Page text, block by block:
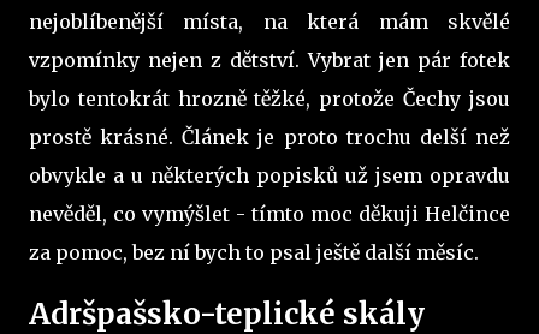
nejoblíbenější místa, na která mám skvělé
vzpomínky nejen z dětství. Vybrat jen pár fotek
bylo tentokrát hrozně těžké, protože Čechy jsou
prostě krásné. Článek je proto trochu delší než
obvykle a u některých popisků už jsem opravdu
nevěděl, co vymýšlet - tímto moc děkuji Helčince
za pomoc, bez ní bych to psal ještě další měsíc.
Adršpašsko-teplické skály